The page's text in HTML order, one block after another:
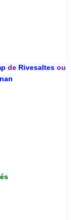
deRivesaltesou